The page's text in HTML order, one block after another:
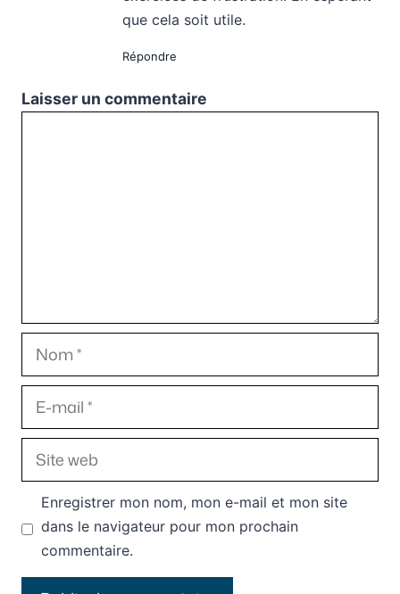
que cela soit utile.
Répondre
Laisser un commentaire
Nom
E-
mail
Site
web
Enregistrer mon nom, mon e-mail et mon site
dans le navigateur pour mon prochain
commentaire.